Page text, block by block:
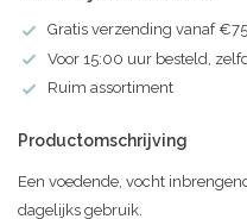
Gratis verzending vanaf
Voor 15:00 uur besteld,
Ruim assortiment
Productomschrijving
Een voedende, vocht
dagelijks gebruik.